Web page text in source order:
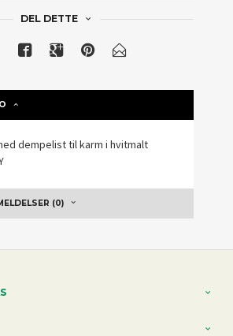
DEL DETTE
dempelist til karm i hvitmalt
(0)